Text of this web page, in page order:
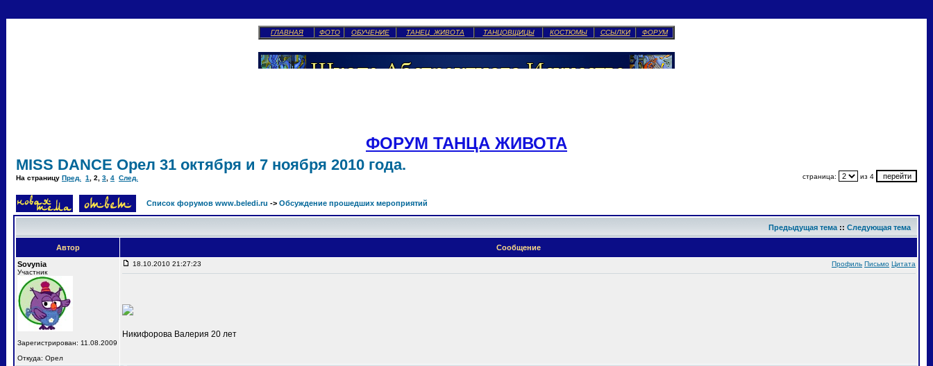
ГЛАВНАЯ ФОТО ОБУЧЕНИЕ ТАНЕЦ ЖИВОТА ТАНЦОВЩИЦЫ КОСТЮМЫ ССЫЛКИ ФОРУМ
ФОРУМ ТАНЦА ЖИВОТА
MISS DANCE Орел 31 октября и 7 ноября 2010 года.
На страницу Пред. 1 2 3 4 След. страница: из 4
Список форумов www.beledi.ru -> Обсуждение прошедших мероприятий
Предыдущая тема :: Следующая тема
Автор
Сообщение
Sovynia
Участник
Зарегистрирован: 11.08.2009
Откуда: Орел
18.10.2010 21:27:23 Профиль Письмо Цитата
Никифорова Валерия 20 лет